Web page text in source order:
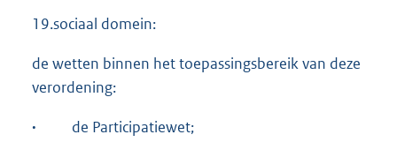
19.sociaal domein:
de wetten binnen het toepassingsbereik van deze
verordening:
· de Participatiewet;